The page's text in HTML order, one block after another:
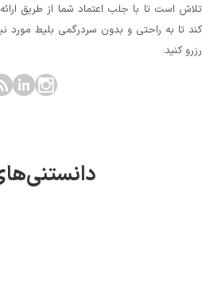
است تا با جلب اعتماد شما از طریق
تا به راحتی و بدون سردرگمی بلیط مورد
کنید.